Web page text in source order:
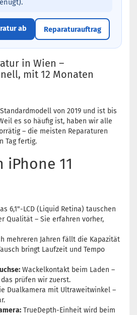
ab Reparaturauftrag
in Wien –
mit 12 Monaten
von 2019 und ist bis
es so häufig ist, haben wir alle
– die meisten Reparaturen
Tag fertig.
iPhone 11
6,1"-LCD (Liquid Retina) tauschen
Qualität – Sie erfahren vorher,
mehreren Jahren fällt die Kapazität
bringt Laufzeit und Tempo
Wackelkontakt beim Laden –
prüfen wir zuerst.
Dualkamera mit Ultraweitwinkel –
TrueDepth-Einheit wird beim